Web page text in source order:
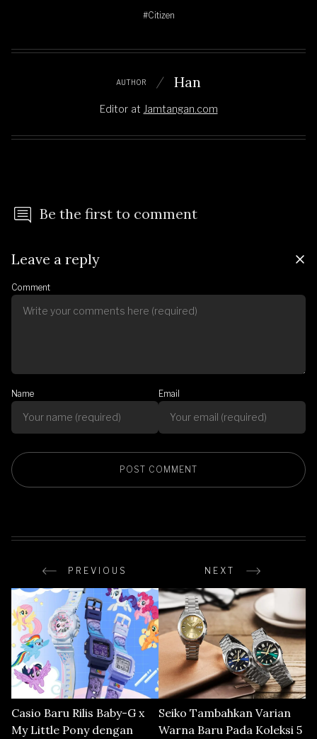
#Citizen
AUTHOR Han
Editor at Jamtangan.com
Be the first to comment
Leave a reply
Comment
Name Email
PREVIOUS NEXT
Casio Baru Rilis Baby-G x
My Little Pony dengan
Seiko Tambahkan Varian
Warna Baru Pada Koleksi 5